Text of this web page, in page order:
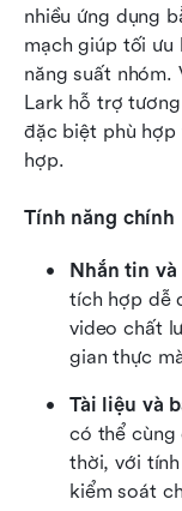
nhiều ứng dụng
mạch giúp tối ưu
năng suất nhóm.
Lark hỗ trợ
đặc biệt phù hợp
hợp.
Tính năng chính
Nhắn tin
tích hợp dễ
video chất
gian thực
Tài liệu và
có thể cùng
thời, với
kiểm soát